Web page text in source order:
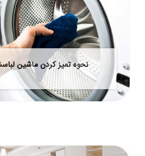
نحوه تمیز کردن ماشین